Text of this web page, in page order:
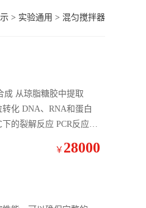
> 实验通用 > 混匀搅拌器
成 从琼脂糖胶中提取
化 DNA、RNA和蛋白
的裂解反应 PCR反应体
￥ 28000